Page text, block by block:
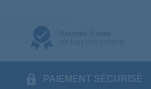
PAIEMENT SÉCURISÉ